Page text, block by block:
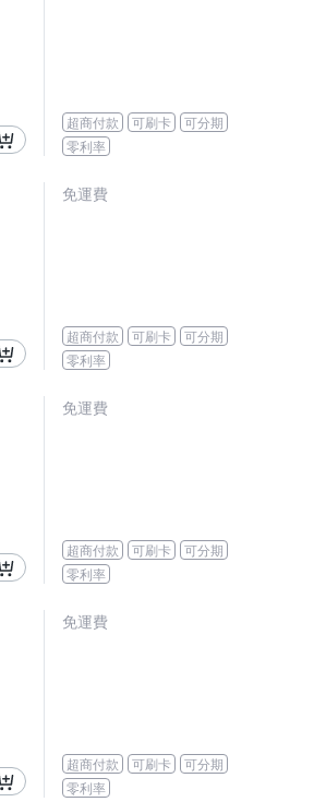
超商付款 可刷卡
可分期
零利率
免運費
超商付款 可刷卡
可分期
零利率
免運費
超商付款 可刷卡
可分期
零利率
免運費
超商付款 可刷卡
可分期
零利率